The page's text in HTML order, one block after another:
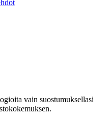
vain suostumuksellasi